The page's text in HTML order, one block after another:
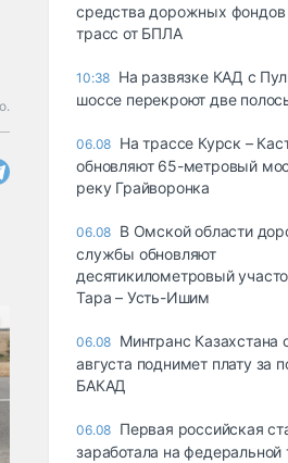
средства дорожных фондов
трасс от БПЛА
10:38 На развязке КАД с
шоссе перекроют две
06.08 На трассе Курск –
обновляют 65-метровый
реку Грайворонка
06.08 В Омской области
службы обновляют
десятикилометровый
Тара – Усть-Ишим
06.08 Минтранс Казахстана
августа поднимет плату за
БАКАД
06.08 Первая российская
заработала на федеральной